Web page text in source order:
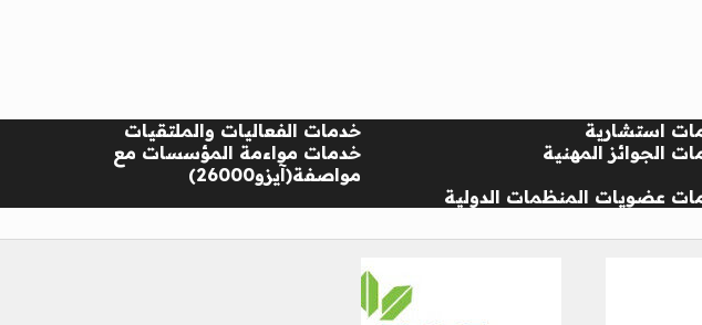
استشارية خدمات الفعاليات والملتقيات
الجوائز المهنية
خدمات مواءمة المؤسسات مع
مواصفة(آيزو26000)
عضويات المنظمات الدولية